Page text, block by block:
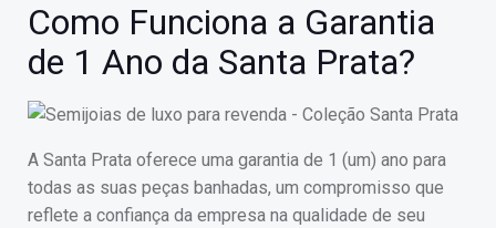
Como Funciona a Garantia
de 1 Ano da Santa Prata?
A Santa Prata oferece uma garantia de 1 (um) ano para
todas as suas peças banhadas, um compromisso que
reflete a confiança da empresa na qualidade de seu